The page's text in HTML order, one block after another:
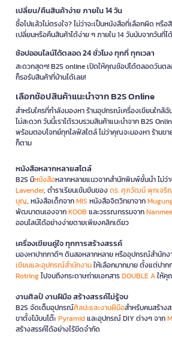
เปลี่ยน/คืนสินค้าง่าย ภายใน 14 วัน
ซื้อไปแล้วไม่ตรงใจ? ไม่ว่าจะเป็นหนังสือที่เลือกผิด ห
เปลี่ยนหรือคืนสินค้าได้ง่าย ๆ ภายใน 14 วันนับจากวันที่ไ
ช้อปออนไลน์ได้ตลอด 24 ชั่วโมง ทุกที่ ทุกเวลา
สะดวกสุดๆ! B2S online เปิดให้คุณช้อปได้ตลอดวันตล
ก็รอรับสินค้าที่บ้านได้เลย!
เลือกช้อปสินค้าแนะนำจาก B2S Online
สำหรับใครที่กำลังมองหา ร้านอุปกรณ์เครื่องเขียนใกล้ฉั
ไม่สะดวก วันนี้เราได้รวบรวมสินค้าแนะนำจาก B2S
พร้อมตอบโจทย์ทุกไลฟ์สไตล์ ไม่ว่าคุณจะมองหา ร้านข
ก็ตาม
หนังสือหลากหลายสไตล์
B2S มีหนังสือหลากหลายแนวจากสำนักพิมพ์ชั้นนำ ไม่ว่
Lavender, ตำราเรียนเข้มข้นของดร. ศุภวัฒน์ พุกเจริ
บุญ, หนังสือเด็กจากMIS หนังสือจิตวิทยาจาก
พัฒนาตนเองจากKOOB และวรรณกรรมจาก
ออนไลน์ได้อย่างง่ายดายเพียงคลิกเดียว
เครื่องเขียนคู่ใจ ทุกการสร้างสรรค์
มองหาปากกาดีๆ ดินสอหลากหลาย หรืออุปกรณ์สำนักง
เขียนและอุปกรณ์สำนักงานให้เลือกมากมาย ตั้งแต่ปาก
Rotringไปจนถึงกระดาษถ่ายเอกสารDOUBLE Aให้คุ
งานศิลป์ งานฝีมือ สร้างสรรค์ไม่รู้จบ
B2S จัดเต็มอุปกรณ์ศิลปะและงานฝีมือสำหรับคนสร้าง
ขาตั้งไม้บนโต๊ะPyramidและอุปกรณ์ DIY ต่างๆ จาก
สร้างสรรค์ได้อย่างไร้ขีดจำกัด